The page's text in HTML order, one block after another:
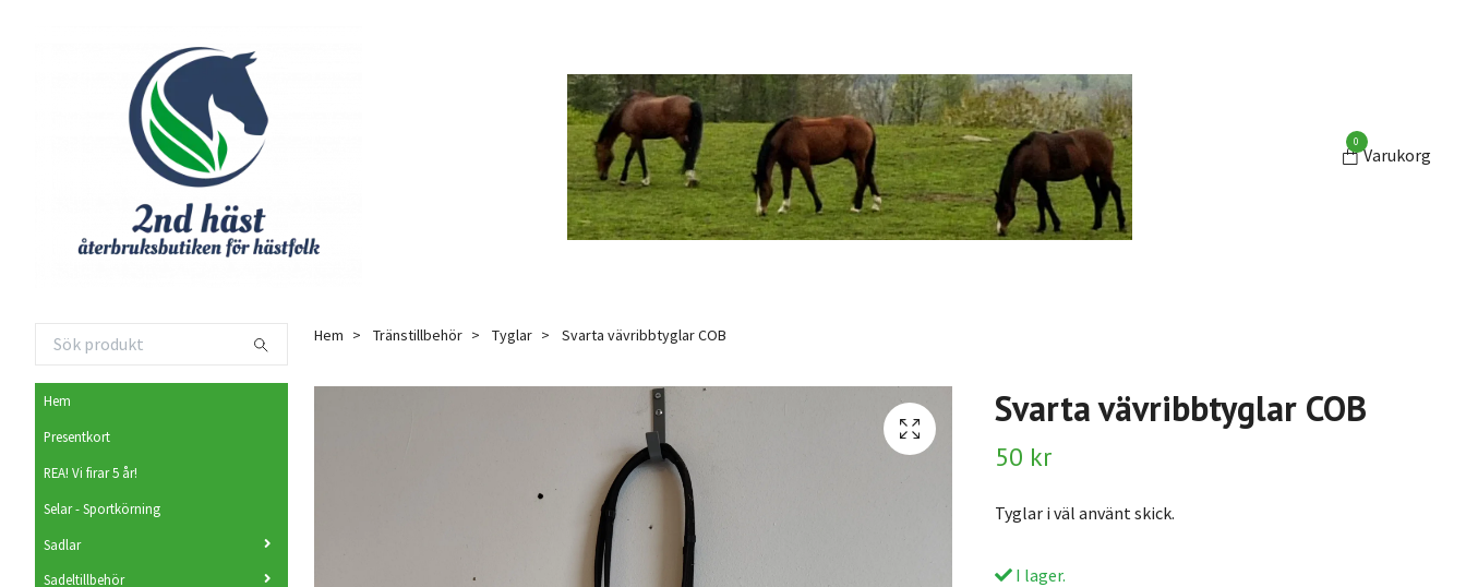
0
Varukorg
Hem
Presentkort
REA! Vi firar 5 år!
Selar - Sportkörning
Sadlar
Sadeltillbehör
Hem Tränstillbehör Tyglar Svarta vävribbtyglar COB
Svarta vävribbtyglar COB
50 kr
Tyglar i väl använt skick.
I lager.